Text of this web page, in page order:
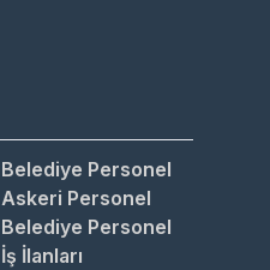
Belediye Personel
Askeri Personel
Belediye Personel
İş İlanları